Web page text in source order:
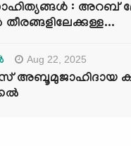
: അറബ്
Aug 22, 2025
അബൂമുജാഹിദായ